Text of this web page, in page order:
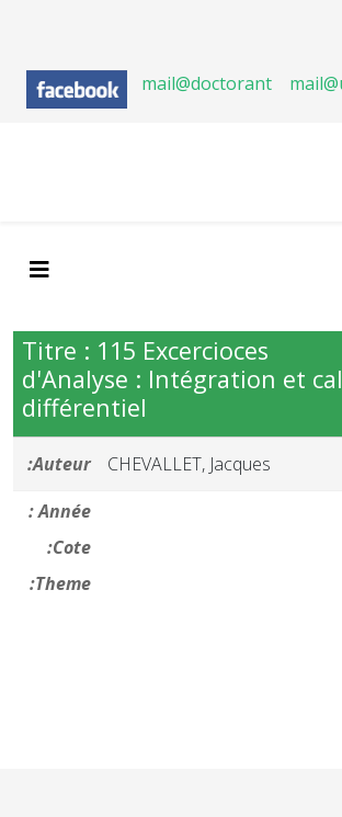
mail@doctorant
Titre : 115 Excercioces
d'Analyse : Intégration et
différentiel
Auteur:
CHEVALLET, Jacques
Année :
Cote:
Theme: